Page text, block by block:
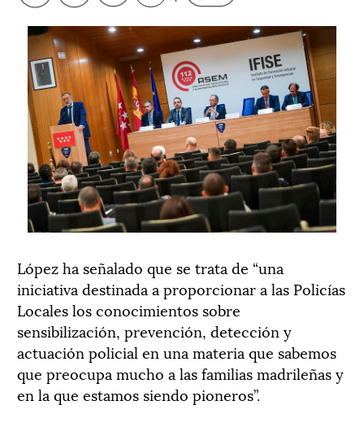
López ha señalado que se trata de “una
iniciativa destinada a proporcionar a las Policías
Locales los conocimientos sobre
sensibilización, prevención, detección y
actuación policial en una materia que sabemos
que preocupa mucho a las familias madrileñas y
en la que estamos siendo pioneros”.